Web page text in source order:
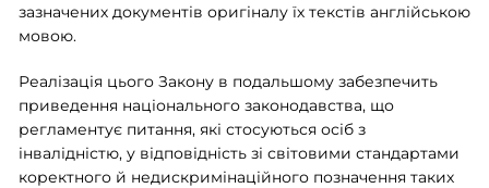
зазначених документів оригіналу їх текстів англійською
мовою.
Реалізація цього Закону в подальшому забезпечить
приведення національного законодавства, що
регламентує питання, які стосуються осіб з
інвалідністю, у відповідність зі світовими стандартами
коректного й недискримінаційного позначення таких